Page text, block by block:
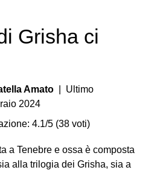
Grisha ci
Amato | Ultimo
2024
4.1/5 (38 voti)
a Tenebre e ossa è composta
alla trilogia dei Grisha, sia a